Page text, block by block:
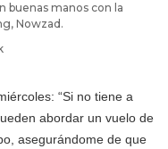
buenas manos con la
Nowzad.
“Si no tiene a
abordar un vuelo de
asegurándome de que